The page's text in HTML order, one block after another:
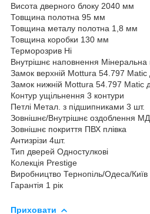
Висота дверного блоку 2040 мм
Товщина полотна 95 мм
Товщина металу полотна 1,8 мм
Товщина коробки 130 мм
Терморозрив Ні
Внутрішнє наповнення Мінеральна
Замок верхній Mottura 54.797 Matic
Замок нижній Mottura 54.797 Matic
Контур ущільнення 3 контури
Петлі Метал. з підшипниками 3 шт.
Зовнішнє/Внутрішнє оздоблення
Зовнішнє покриття ПВХ плівка
Антизрізи 4шт.
Тип дверей Одностулкові
Колекція Prestige
Виробництво Тернопіль/Одеса/Київ
Гарантія 1 рік
Приховати